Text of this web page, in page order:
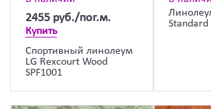
2455 руб./пог.м.
Купить
Спортивный линолеум
LG Rexcourt Wood
SPF1001
Standard